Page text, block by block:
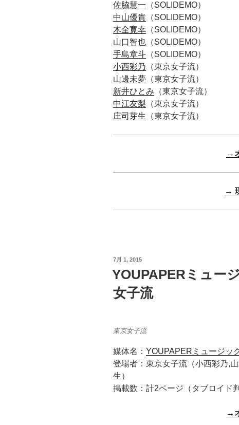
佐脇慧一 （SOLIDEMO）
中山優貴 （SOLIDEMO）
木全寛幸 （SOLIDEMO）
山口智也 （SOLIDEMO）
手島章斗 （SOLIDEMO）
小西彩乃 （東京女子流）
山邊未夢 （東京女子流）
新井ひとみ （東京女子流）
中江友梨 （東京女子流）
庄司芽生 （東京女子流）
→
→
投
日:
7月 1, 2015
YOUPAPERミュー
女子流
東京女子流
媒体名： YOUPAPERミュージッ
登場者：東京女子流（小西彩乃,
生）
掲載数：計2ページ（タブロイド
→